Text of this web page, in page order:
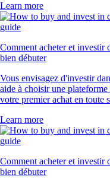
Learn more
Comment acheter et investir
bien débuter
Vous envisagez d'investir
aide à choisir une
votre premier achat en toute
Learn more
Comment acheter et investir
bien débuter